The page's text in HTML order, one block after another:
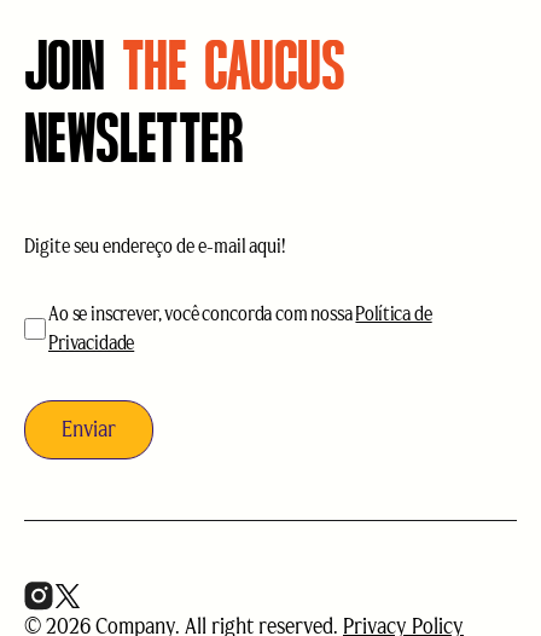
JOIN THE CAUCUS
NEWSLETTER
mail(obrigatório)
aceitação(obrigatório)
Ao se inscrever, você concorda com nossaPolítica de
Privacidade
© 2026 Company. All right reserved. Privacy Policy